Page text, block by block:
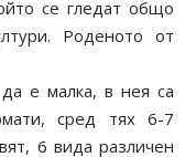
се гледат общо
Роденото от
е малка, в нея са
сред тях 6-7
6 вида различен